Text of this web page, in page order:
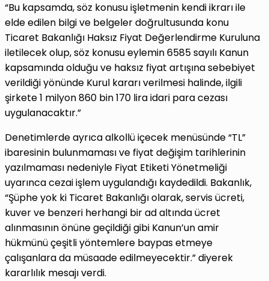
“Bu kapsamda, söz konusu işletmenin kendi ikrarı ile
elde edilen bilgi ve belgeler doğrultusunda konu
Ticaret Bakanlığı Haksız Fiyat Değerlendirme Kuruluna
iletilecek olup, söz konusu eylemin 6585 sayılı Kanun
kapsamında olduğu ve haksız fiyat artışına sebebiyet
verildiği yönünde Kurul kararı verilmesi halinde, ilgili
şirkete 1 milyon 860 bin 170 lira idari para cezası
uygulanacaktır.”
Denetimlerde ayrıca alkollü içecek menüsünde “TL”
ibaresinin bulunmaması ve fiyat değişim tarihlerinin
yazılmaması nedeniyle Fiyat Etiketi Yönetmeliği
uyarınca cezai işlem uygulandığı kaydedildi. Bakanlık,
“Şüphe yok ki Ticaret Bakanlığı olarak, servis ücreti,
kuver ve benzeri herhangi bir ad altında ücret
alınmasının önüne geçildiği gibi Kanun’un amir
hükmünü çeşitli yöntemlere baypas etmeye
çalışanlara da müsaade edilmeyecektir.” diyerek
kararlılık mesajı verdi.